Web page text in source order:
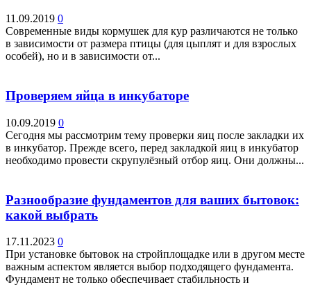
11.09.2019 0
Современные виды кормушек для кур различаются не только
в зависимости от размера птицы (для цыплят и для взрослых
особей), но и в зависимости от...
Проверяем яйца в инкубаторе
10.09.2019 0
Сегодня мы рассмотрим тему проверки яиц после закладки их
в инкубатор. Прежде всего, перед закладкой яиц в инкубатор
необходимо провести скрупулёзный отбор яиц. Они должны...
Разнообразие фундаментов для ваших бытовок:
какой выбрать
17.11.2023 0
При установке бытовок на стройплощадке или в другом месте
важным аспектом является выбор подходящего фундамента.
Фундамент не только обеспечивает стабильность и